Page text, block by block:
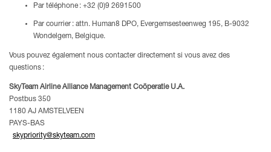
Par téléphone : +32 (0)9 2691500
Par courrier : attn. Human8 DPO, Evergemsesteenweg 195, B-9032
Wondelgem, Belgique.
Vous pouvez également nous contacter directement si vous avez des
questions :
SkyTeam Airline Alliance Management Coöperatie U.A.
Postbus 350
1180 AJ AMSTELVEEN
PAYS-BAS
skypriority@skyteam.com